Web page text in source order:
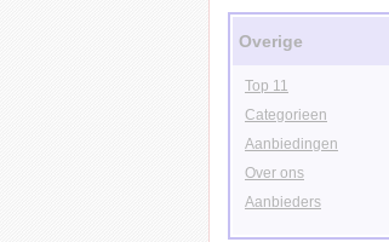
Overige
Top 11
Categorieen
Aanbiedingen
Over ons
Aanbieders